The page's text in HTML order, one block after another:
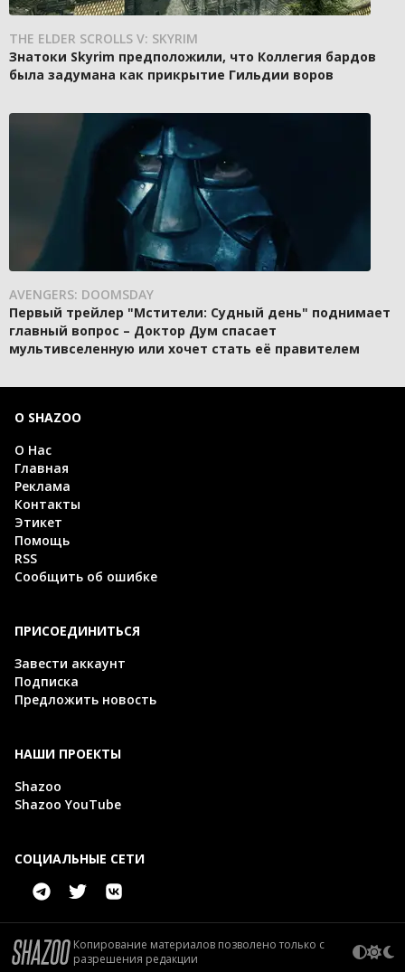
THE ELDER SCROLLS V: SKYRIM
Знатоки Skyrim предположили, что Коллегия бардов
была задумана как прикрытие Гильдии воров
AVENGERS: DOOMSDAY
Первый трейлер "Мстители: Судный день" поднимает
главный вопрос – Доктор Дум спасает
мультивселенную или хочет стать её правителем
О SHAZOO
О Нас
Главная
Реклама
Контакты
Этикет
Помощь
RSS
Сообщить об ошибке
ПРИСОЕДИНИТЬСЯ
Завести аккаунт
Подписка
Предложить новость
НАШИ ПРОЕКТЫ
Shazoo
Shazoo YouTube
СОЦИАЛЬНЫЕ СЕТИ
Копирование материалов позволено только с
разрешения редакции